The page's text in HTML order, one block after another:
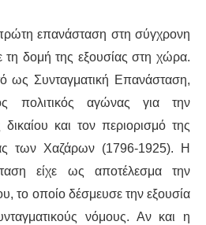
ΑΜΕΡΙΚΉ
ΑΜΕΡΙΚΉ
/ ΩΚΕΑΝΊΑ
ΑΦΡΙΚΉ
ΚΊΝΗΜΑ
επανάσταση στη σύγχρονη
τη δομή της εξουσίας στη χώρα.
ως Συνταγματική Επανάσταση,
πολιτικός αγώνας για την
και τον περιορισμό της
των Χαζάρων (1796-1925). Η
είχε ως αποτέλεσμα την
το οποίο δέσμευσε την εξουσία
νόμους. Αν και η